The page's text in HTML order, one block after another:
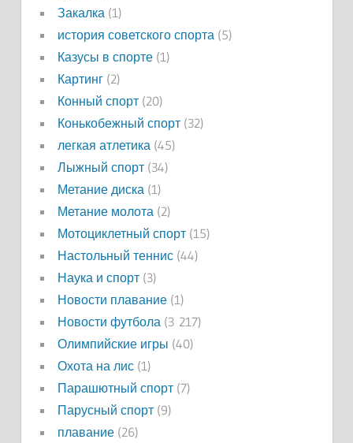
Закалка(1)
история советского спорта(5)
Казусы в спорте(1)
Картинг(2)
Конный спорт(20)
Конькобежный спорт(32)
легкая атлетика(45)
Лыжный спорт(34)
Метание диска(1)
Метание молота(2)
Мотоциклетный спорт(15)
Настольный теннис(44)
Наука и спорт(3)
Новости плавание(1)
Новости футбола(3 217)
Олимпийские игры (40)
Охота на лис(1)
Парашютный спорт(7)
Парусный спорт(9)
плавание(26)